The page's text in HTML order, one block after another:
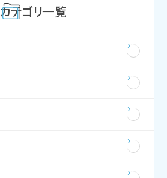
カテゴリ一覧